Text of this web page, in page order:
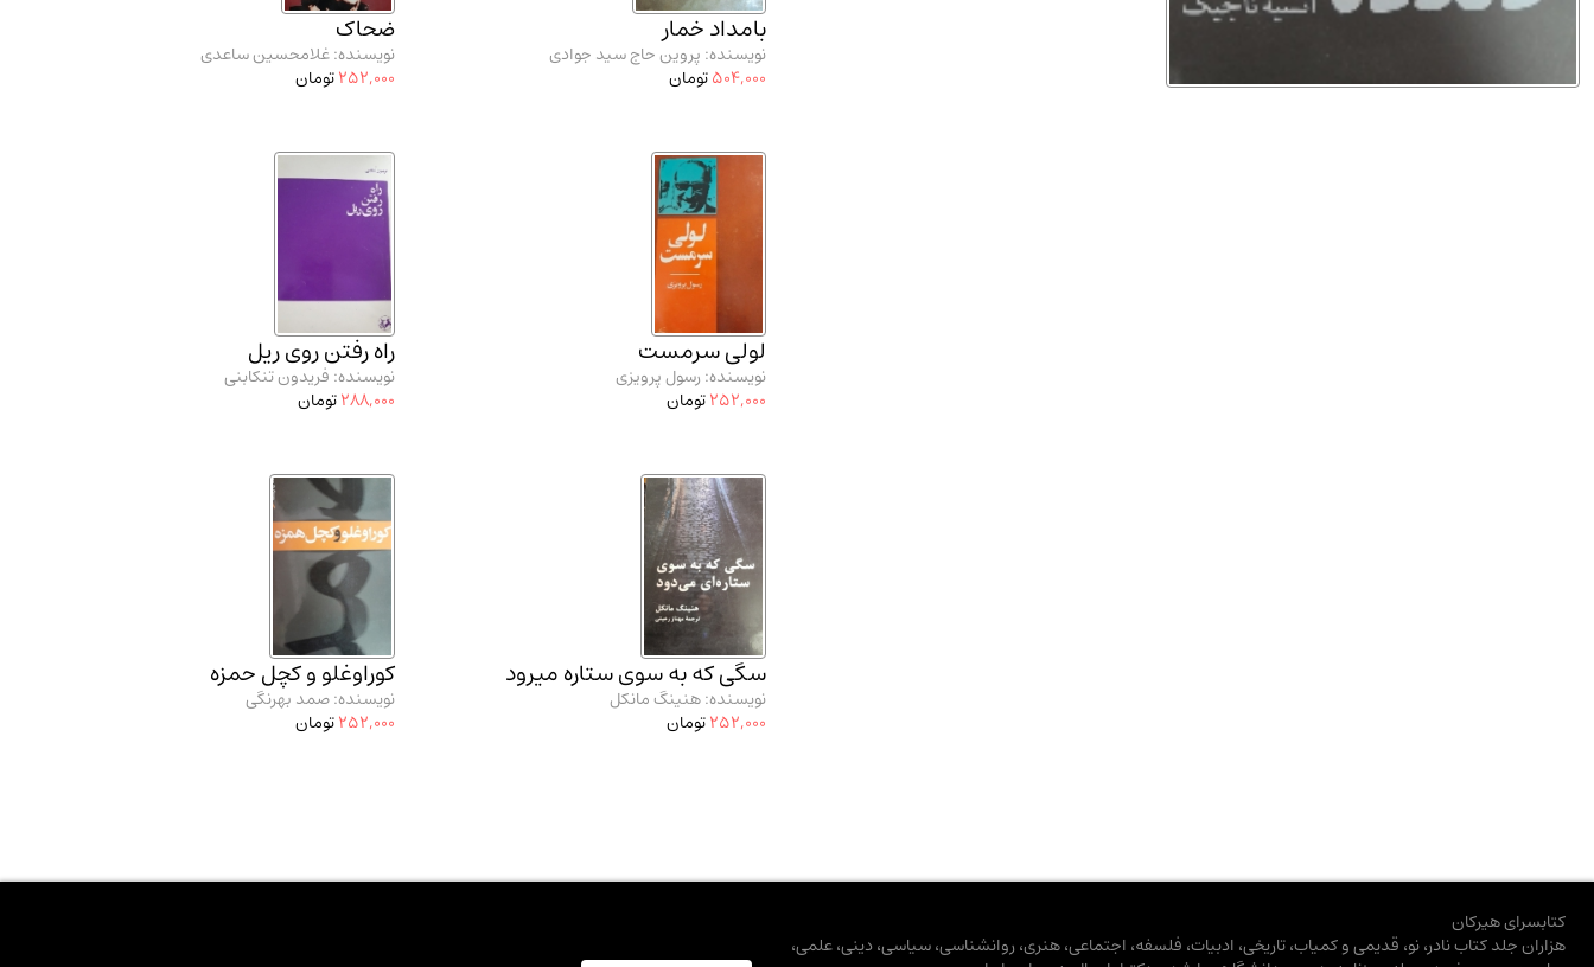
بامداد خمار
نویسنده: پروین حاج سید جوادی
504,000تومان
ضحاک
نویسنده: غلامحسین ساعدی
252,000تومان
لولی سرمست
نویسنده: رسول پرویزی
252,000تومان
راه رفتن روی ریل
نویسنده: فریدون تنکابنی
288,000تومان
سگی که به سوی ستاره میرود
نویسنده: هنینگ مانکل
252,000تومان
کوراوغلو و کچل حمزه
نویسنده: صمد بهرنگی
252,000تومان
کتابسرای هیرکان
هزاران جلد کتاب نادر، نو، قدیمی و کمیاب، تاریخی، ادبیات، فلسفه، اجتماعی، هنری، روانشناسی، سیاسی، دینی، علمی،